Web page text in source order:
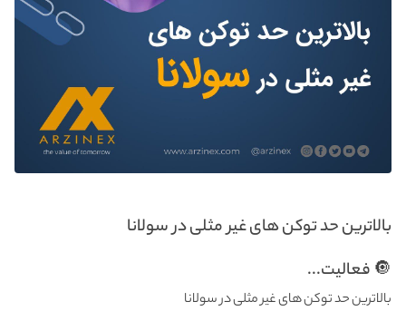
بالاترین حد توکن های غیر مثلی در سولانا
🔘 فعالیت...
بالاترین حد توکن های غیر مثلی در سولانا